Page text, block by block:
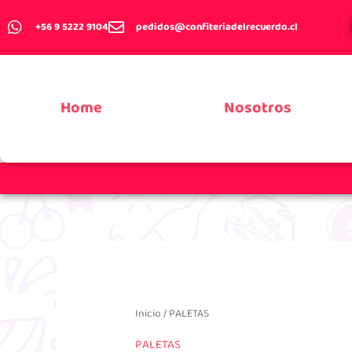
contenido
+56 9 5222 9104 pedidos@confiteriadelrecuerdo.cl
Home Nosotros
Inicio/ PALETAS
PALETAS